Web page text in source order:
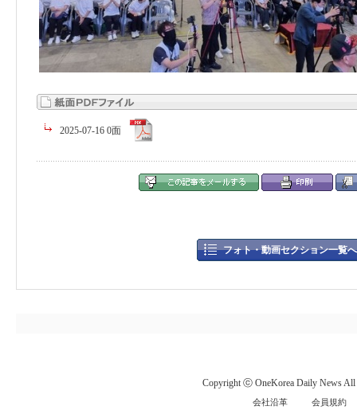
2025-07-16 0面
フォト・動画セクション一覧へ
Copyright ⓒ OneKorea Daily News All
会社沿革 会員規約